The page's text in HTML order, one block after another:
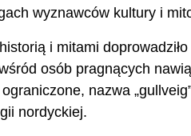
wyznawców kultury i
i mitami
osób pragnących
nazwa
nordyckiej.